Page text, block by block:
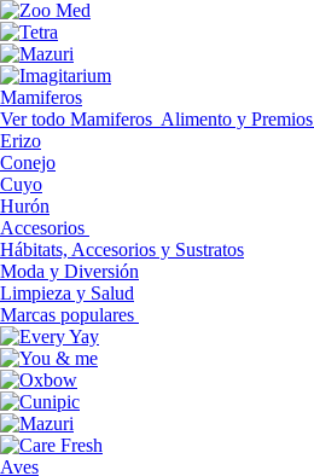
Mamiferos
Ver todo Mamiferos Alimento y Premios
Erizo
Conejo
Cuyo
Hurón
Accesorios
Hábitats, Accesorios y Sustratos
Moda y Diversión
Limpieza y Salud
Marcas populares
Aves